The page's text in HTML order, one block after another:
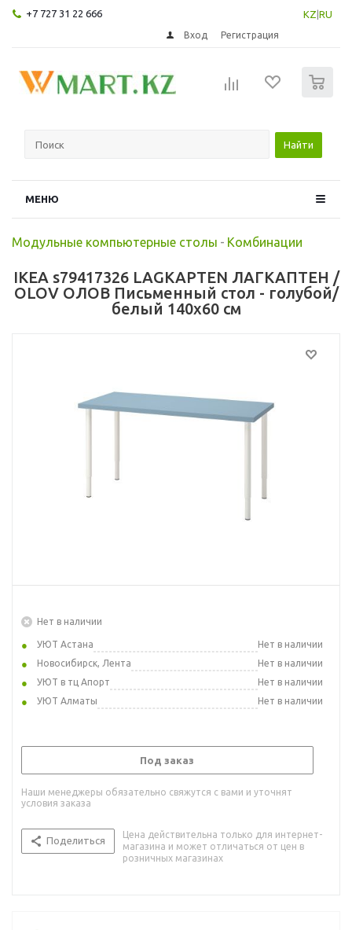
+7 727 31 22 666 KZ RU
Вход Регистрация
Найти
МЕНЮ
Модульные компьютерные столы - Комбинации
IKEA s79417326 LAGKAPTEN ЛАГКАПТЕН /
OLOV ОЛОВ Письменный стол - голубой/
белый 140x60 см
Нет в наличии
УЮТ Астана
Нет в наличии
Новосибирск, Лента
Нет в наличии
УЮТ в тц Апорт
Нет в наличии
УЮТ Алматы
Нет в наличии
Под заказ
Наши менеджеры обязательно свяжутся с вами и уточнят
условия заказа
Поделиться
Цена действительна только для интернет-
магазина и может отличаться от цен в
розничных магазинах